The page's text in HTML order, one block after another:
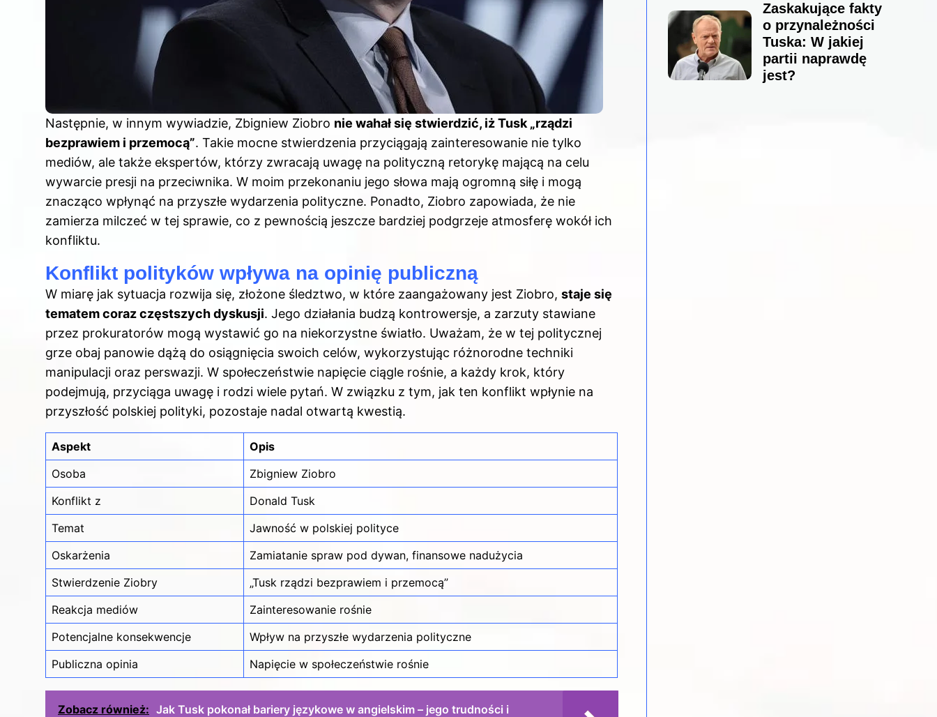
Następnie, w innym wywiadzie, Zbigniew Ziobro nie wahał się stwierdzić, iż Tusk „rządzi
bezprawiem i przemocą”. Takie mocne stwierdzenia przyciągają zainteresowanie nie tylko
mediów, ale także ekspertów, którzy zwracają uwagę na polityczną retorykę mającą na celu
wywarcie presji na przeciwnika. W moim przekonaniu jego słowa mają ogromną siłę i mogą
znacząco wpłynąć na przyszłe wydarzenia polityczne. Ponadto, Ziobro zapowiada, że nie
zamierza milczeć w tej sprawie, co z pewnością jeszcze bardziej podgrzeje atmosferę wokół ich
konfliktu.
Konflikt polityków wpływa na opinię publiczną
W miarę jak sytuacja rozwija się, złożone śledztwo, w które zaangażowany jest Ziobro, staje się
tematem coraz częstszych dyskusji. Jego działania budzą kontrowersje, a zarzuty stawiane
przez prokuratorów mogą wystawić go na niekorzystne światło. Uważam, że w tej politycznej
grze obaj panowie dążą do osiągnięcia swoich celów, wykorzystując różnorodne techniki
manipulacji oraz perswazji. W społeczeństwie napięcie ciągle rośnie, a każdy krok, który
podejmują, przyciąga uwagę i rodzi wiele pytań. W związku z tym, jak ten konflikt wpłynie na
przyszłość polskiej polityki, pozostaje nadal otwartą kwestią.
Aspekt
Opis
Osoba
Zbigniew Ziobro
Konflikt z
Donald Tusk
Temat
Jawność w polskiej polityce
Oskarżenia
Zamiatanie spraw pod dywan, finansowe nadużycia
Stwierdzenie Ziobry
„Tusk rządzi bezprawiem i przemocą”
Reakcja mediów
Zainteresowanie rośnie
Potencjalne konsekwencje
Wpływ na przyszłe wydarzenia polityczne
Publiczna opinia
Napięcie w społeczeństwie rośnie
Zobacz również: Jak Tusk pokonał bariery językowe w angielskim – jego trudności i
Zaskakujące fakty
o przynależności
Tuska: W jakiej
partii naprawdę
jest?